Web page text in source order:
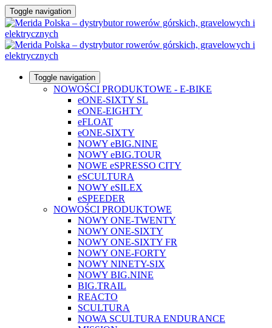
Toggle navigation
Toggle navigation
NOWOŚCI PRODUKTOWE - E-BIKE
eONE-SIXTY SL
eONE-EIGHTY
eFLOAT
eONE-SIXTY
NOWY eBIG.NINE
NOWY eBIG.TOUR
NOWE eSPRESSO CITY
eSCULTURA
NOWY eSILEX
eSPEEDER
NOWOŚCI PRODUKTOWE
NOWY ONE-TWENTY
NOWY ONE-SIXTY
NOWY ONE-SIXTY FR
NOWY ONE-FORTY
NOWY NINETY-SIX
NOWY BIG.NINE
BIG.TRAIL
REACTO
SCULTURA
NOWA SCULTURA ENDURANCE